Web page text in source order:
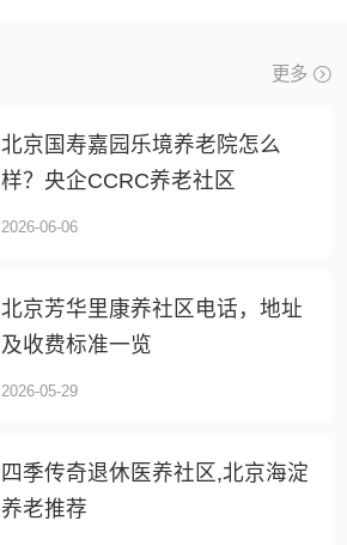
更多
北京国寿嘉园乐境养老院怎么
样？央企CCRC养老社区
2026-06-06
北京芳华里康养社区电话，地址
及收费标准一览
2026-05-29
四季传奇退休医养社区,北京海淀
养老推荐